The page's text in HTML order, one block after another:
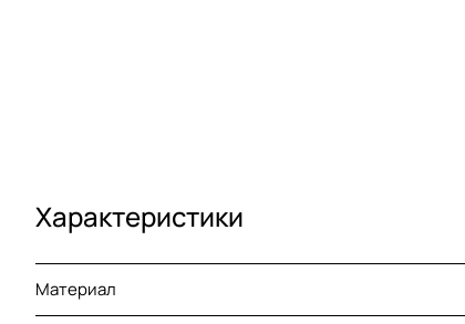
Характеристики
Материал